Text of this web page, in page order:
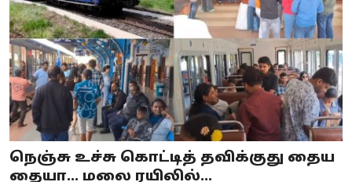
நெஞ்சு உச்சு கொட்டித் தவிக்குது தைய
தையா... மலை ரயிலில்...